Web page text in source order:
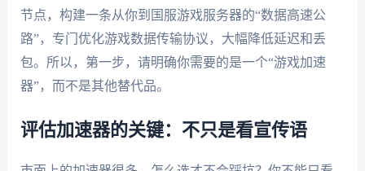
节点，构建一条从你到国服游戏服务器的“数据高速公
路”，专门优化游戏数据传输协议，大幅降低延迟和丢
包。所以，第一步，请明确你需要的是一个“游戏加速
器”，而不是其他替代品。
评估加速器的关键：不只是看宣传语